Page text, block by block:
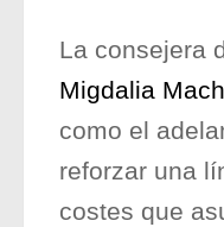
La consejera
Migdalia
como el
reforzar una
costes que